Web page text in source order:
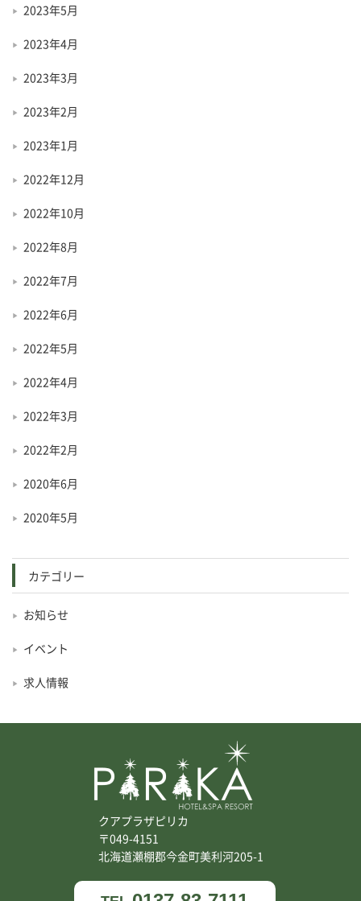
2023年5月
2023年4月
2023年3月
2023年2月
2023年1月
2022年12月
2022年10月
2022年8月
2022年7月
2022年6月
2022年5月
2022年4月
2022年3月
2022年2月
2020年6月
2020年5月
カテゴリー
お知らせ
イベント
求人情報
クアプラザピリカ
〒049-4151
北海道瀬棚郡今金町美利河205-1